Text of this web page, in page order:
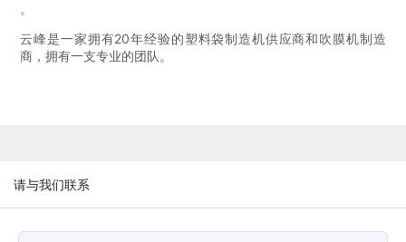
。
云峰是一家拥有20年经验的塑料袋制造机供应商和吹膜机制造
商，拥有一支专业的团队。
请与我们联系